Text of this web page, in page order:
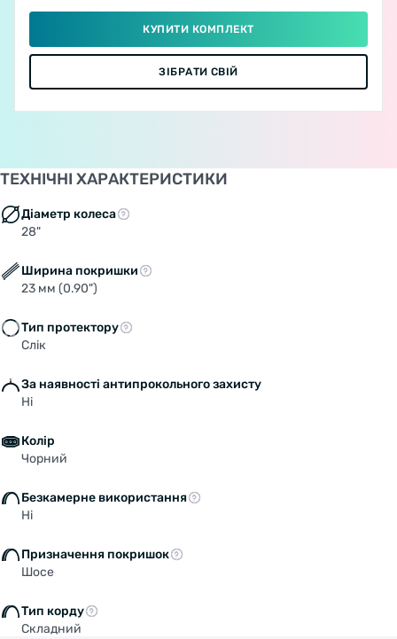
КУПИТИ КОМПЛЕКТ
ЗІБРАТИ СВІЙ
ТЕХНІЧНІ ХАРАКТЕРИСТИКИ
Діаметр колеса
28"
Ширина покришки
23 мм (0.90")
Тип протектору
Слік
За наявності антипрокольного захисту
Ні
Колір
Чорний
Безкамерне використання
Ні
Призначення покришок
Шосе
Тип корду
Складний